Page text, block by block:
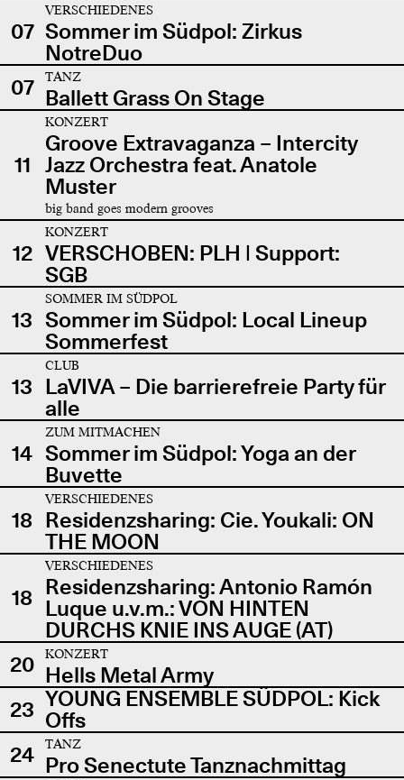
07
VERSCHIEDENES
Sommer im Südpol: Zirkus
NotreDuo
07
TANZ
Ballett Grass On Stage
11
KONZERT
Groove Extravaganza – Intercity
Jazz Orchestra feat. Anatole
Muster
big band goes modern grooves
12
KONZERT
VERSCHOBEN: PLH | Support:
SGB
13
SOMMER IM SÜDPOL
Sommer im Südpol: Local Lineup
Sommerfest
13
CLUB
LaVIVA – Die barrierefreie Party für
alle
14
ZUM MITMACHEN
Sommer im Südpol: Yoga an der
Buvette
18
VERSCHIEDENES
Residenzsharing: Cie. Youkali: ON
THE MOON
18
VERSCHIEDENES
Residenzsharing: Antonio Ramón
Luque u.v.m.: VON HINTEN
DURCHS KNIE INS AUGE (AT)
20
KONZERT
Hells Metal Army
23 YOUNG ENSEMBLE SÜDPOL: Kick
Offs
24
TANZ
Pro Senectute Tanznachmittag